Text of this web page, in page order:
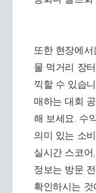
또한 현장에
물 먹거리 장
끽할 수 있습
매하는 대회
해 보세요. 수
의미 있는 소
실시간 스코
정보는 방문
확인하시는